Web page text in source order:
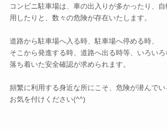
コンビニ駐車場は、車の出入りが多かったり、
用したりと、数々の危険が存在いたします。
道路から駐車場へ入る時、駐車場へ停める時、
そこから発進する時、道路へ出る時等、いろいろ
落ち着いた安全確認が求められます。
頻繁に利用する身近な所にこそ、危険が潜んでい
お気を付けください(^^)